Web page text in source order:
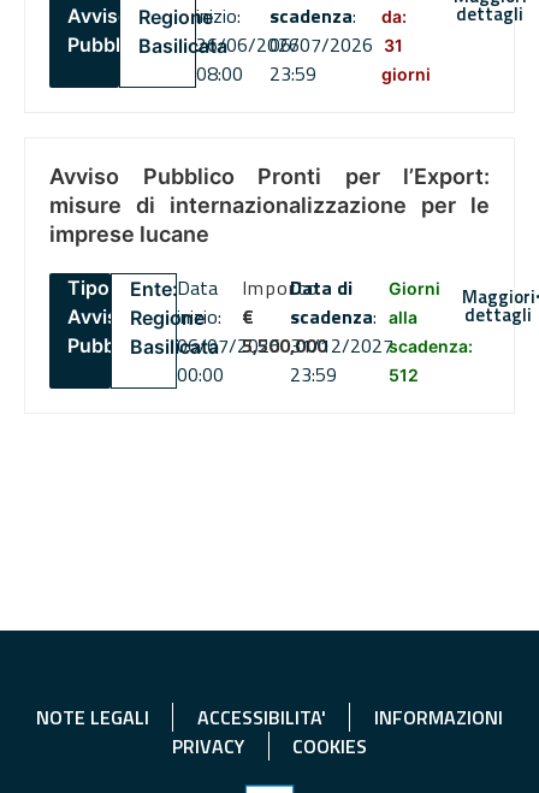
Avviso
Pubblico
Regione
Basilicata
inizio:
26/06/2026
08:00
scadenza:
06/07/2026
23:59
da:
31
giorni
dettagli
Avviso Pubblico Pronti per l’Export:
misure di internazionalizzazione per le
imprese lucane
Tipo:
Avviso
Pubblico
Ente:
Regione
Basilicata
Data
inizio:
06/07/2026
00:00
Importo
€
5,500,000
Data di
scadenza:
31/12/2027
23:59
Giorni
alla
scadenza:
512
Maggiori
dettagli
NOTE LEGALI ACCESSIBILITA'
INFORMAZIONI
PRIVACY
COOKIES